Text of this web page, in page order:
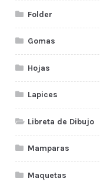
Folder
Gomas
Hojas
Lapices
Libreta de Dibujo
Mamparas
Maquetas